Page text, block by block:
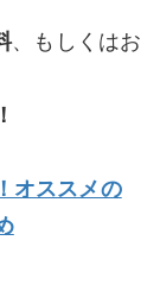
、もしくはお
オススメの